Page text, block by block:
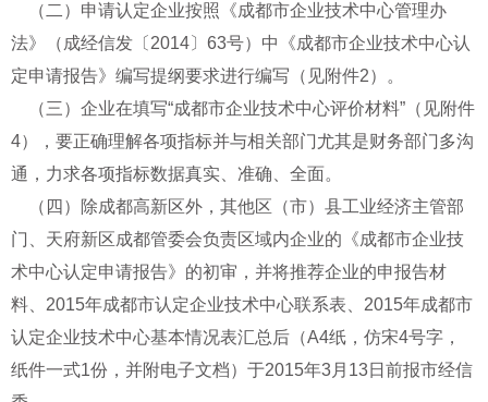
（二）申请认定企业按照《成都市企业技术中心管理办
法》（成经信发〔2014〕63号）中《成都市企业技术中心认
定申请报告》编写提纲要求进行编写（见附件2）。
（三）企业在填写“成都市企业技术中心评价材料”（见附件
4），要正确理解各项指标并与相关部门尤其是财务部门多沟
通，力求各项指标数据真实、准确、全面。
（四）除成都高新区外，其他区（市）县工业经济主管部
门、天府新区成都管委会负责区域内企业的《成都市企业技
术中心认定申请报告》的初审，并将推荐企业的申报告材
料、2015年成都市认定企业技术中心联系表、2015年成都市
认定企业技术中心基本情况表汇总后（A4纸，仿宋4号字，
纸件一式1份，并附电子文档）于2015年3月13日前报市经信